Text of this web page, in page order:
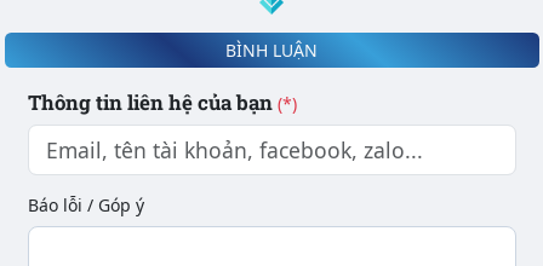
BÌNH LUẬN
Thông tin liên hệ của bạn (*)
Báo lỗi / Góp ý